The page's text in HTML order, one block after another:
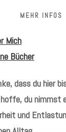
MEHR INFOS
Mich
Bücher
dass du hier
hoffe, du nimmst
und